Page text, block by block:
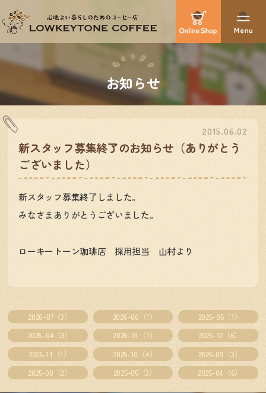
お知らせ
2015.06.02
新スタッフ募集終了のお知らせ（ありがとう
ございました）
新スタッフ募集終了しました。
みなさまありがとうございました。
ローキートーン珈琲店 採用担当 山村より
2026-07（3） 2026-06（1）
2026-05（1）
2026-04（3）
2026-01（1）
2025-12（6）
2025-11（1）
2025-10（4）
2025-09（3）
2025-08（2）
2025-05（3） 2025-04（6）